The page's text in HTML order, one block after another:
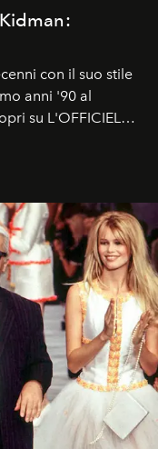
con il suo stile
anni '90 al
su L'OFFICIEL